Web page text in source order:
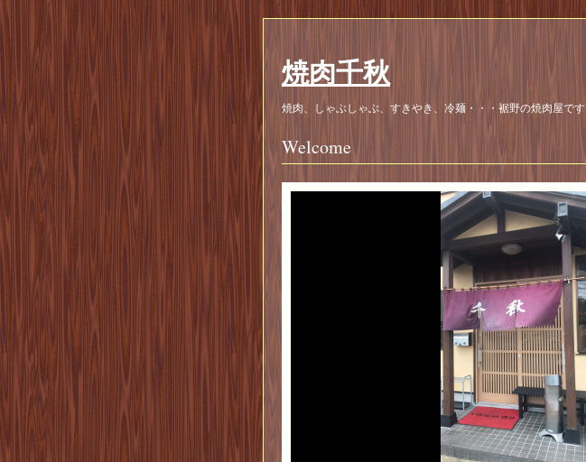
焼肉千秋
焼肉、しゃぶしゃぶ、すきやき、冷麺・・・裾野の焼肉屋です
Welcome